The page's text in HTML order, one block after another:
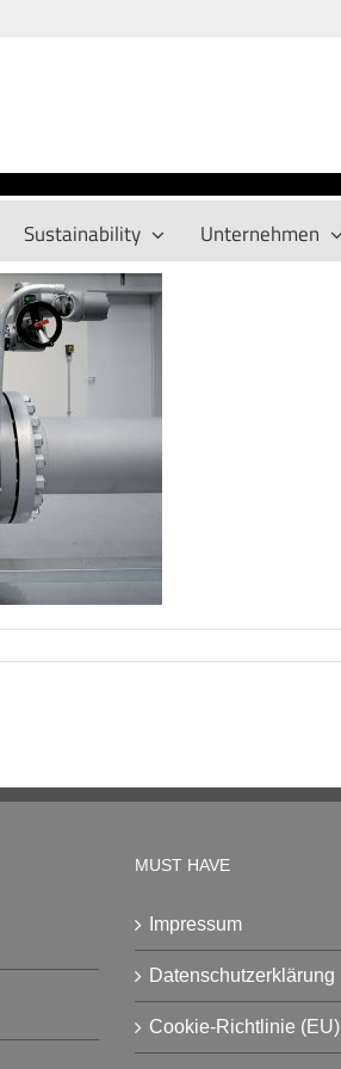
Sustainability Unternehmen
MUST HAVE
Impressum
Datenschutzerklärung
Cookie-Richtlinie (EU)